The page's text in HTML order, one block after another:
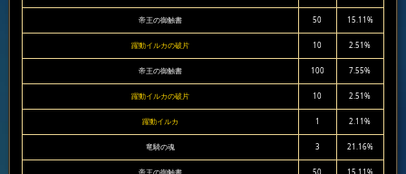
帝王の御触書 50 15.11%
躍動イルカの破片 10 2.51%
帝王の御触書 100 7.55%
躍動イルカの破片 10 2.51%
躍動イルカ 1 2.11%
竜騎の魂 3 21.16%
帝王の御触書 50 15.11%